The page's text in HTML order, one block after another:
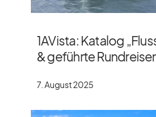
1AVista: Katalog
& geführte
7. August 2025